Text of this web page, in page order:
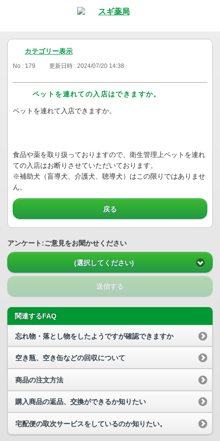
カテゴリー表示
No : 179 更新日時 : 2024/07/20 14:38
ペットを連れての入店はできますか。
ペットを連れて入店できますか。
食品や薬を取り扱っておりますので、衛生管理上ペットを連れ
ての入店はお断りさせていただいております。
※補助犬（盲導犬、介護犬、聴導犬）はこの限りではありませ
ん。
戻る
アンケート:ご意見をお聞かせください
(選択してください)
送信する
関連するFAQ
忘れ物・落とし物をしたようですが確認できますか
空き瓶、空き缶などの回収について
商品の注文方法
購入商品の返品、交換ができるか知りたい
宅配便の取次サービスをしているのか知りたい。